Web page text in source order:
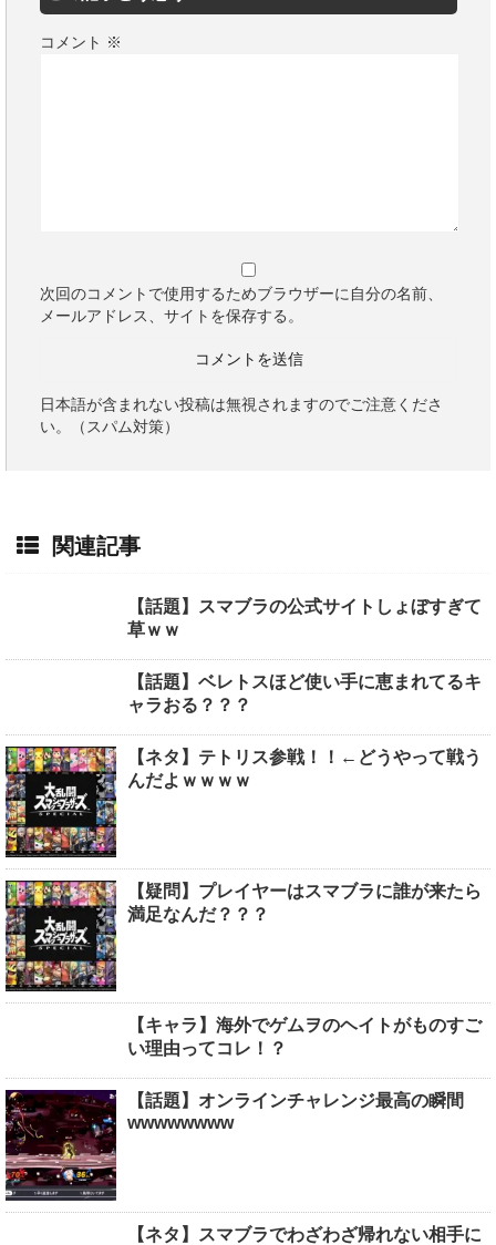
コメント ※
次回のコメントで使用するためブラウザーに自分の名前、
メールアドレス、サイトを保存する。
日本語が含まれない投稿は無視されますのでご注意くださ
い。（スパム対策）
関連記事
【話題】スマブラの公式サイトしょぼすぎて
草ｗｗ
【話題】ベレトスほど使い手に恵まれてるキ
ャラおる？？？
【ネタ】テトリス参戦！！←どうやって戦う
んだよｗｗｗｗ
【疑問】プレイヤーはスマブラに誰が来たら
満足なんだ？？？
【キャラ】海外でゲムヲのヘイトがものすご
い理由ってコレ！？
【話題】オンラインチャレンジ最高の瞬間
wwwwwwww
【ネタ】スマブラでわざわざ帰れない相手に